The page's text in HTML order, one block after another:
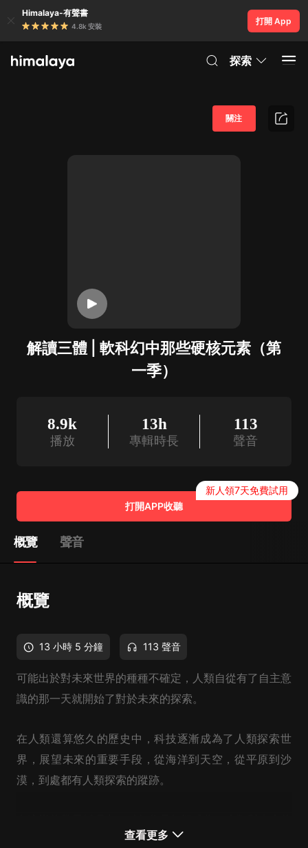
Himalaya-有聲書
4.8k 安裝
打開 App
探索
解讀三體 | 軟科幻中那些硬核元素（第
一季）
關注
8.9k
播放
13h
專輯時長
113
聲音
打開APP收聽
新人領7天免費試用
概覽 聲音
概覽
13 小時 5 分鐘 113 聲音
可能出於對未來世界的種種不確定，人類自從有了自主意
識的那一天就開始了對於未來的探索。
在人類還算悠久的歷史中，科技逐漸成為了人類探索世
界，展望未來的重要手段，從海洋到天空，從平原到沙
漠，到處都有人類探索的蹤跡。
世界的情感依賴，眾多經典的科幻作品也如群星般璀璨動
查看更多